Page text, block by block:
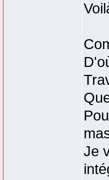
Je